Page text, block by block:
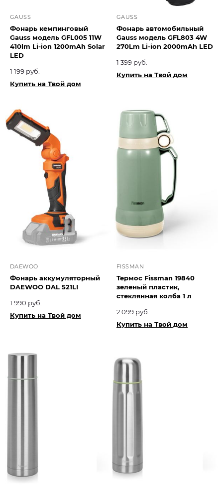
GAUSS
Фонарь кемпинговый
Gauss модель GFL005 11W
410lm Li-ion 1200mAh Solar
LED
1 199 руб.
Купить на Твой дом
GAUSS
Фонарь автомобильный
Gauss модель GFL803 4W
270Lm Li-ion 2000mAh LED
1 399 руб.
Купить на Твой дом
DAEWOO
Фонарь аккумуляторный
DAEWOO DAL 521LI
1 990 руб.
Купить на Твой дом
FISSMAN
Термос Fissman 19840
зеленый пластик,
стеклянная колба 1 л
2 099 руб.
Купить на Твой дом